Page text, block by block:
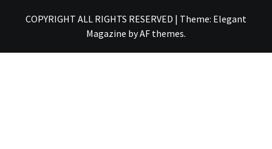
COPYRIGHT ALL RIGHTS RESERVED | Theme: Elegant
Magazine byAF themes.